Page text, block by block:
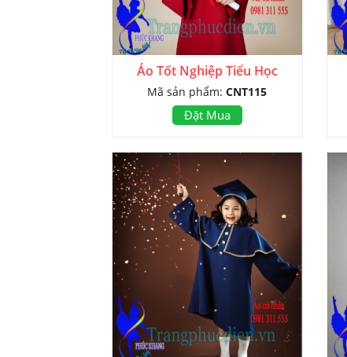
Áo Tốt Nghiệp Tiểu Học
Mã sản phẩm:CNT115
Đặt Mua